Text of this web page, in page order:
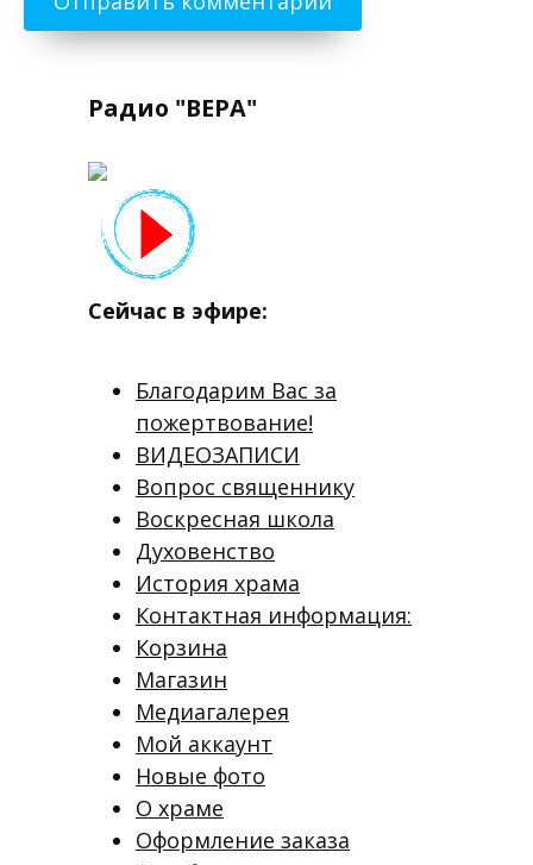
Радио "ВЕРА"
Сейчас в эфире:
Благодарим Вас за
пожертвование!
ВИДЕОЗАПИСИ
Вопрос священнику
Воскресная школа
Духовенство
История храма
Контактная информация:
Корзина
Магазин
Медиагалерея
Мой аккаунт
Новые фото
О храме
Оформление заказа